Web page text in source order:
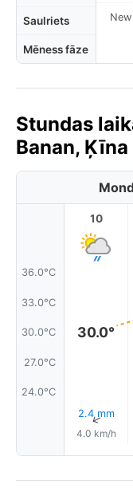
Saulriets
Mēness fāze
Stundas
Banan,
36.0°C
33.0°C
30.0°C
27.0°C
24.0°C
10
30.0°
2.4 mm
↑
4.0 km/h